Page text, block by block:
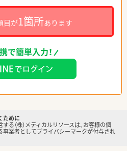
目が1箇所あります
で簡単入力！
ために
る（株）メディカルリソースは、お客様の個
事業者としてプライバシーマークが付与され